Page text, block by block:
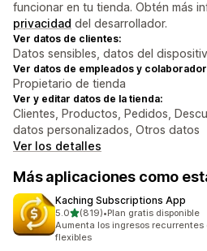
funcionar en tu tienda. Obtén más
privacidad del desarrollador.
Ver datos de clientes:
Datos sensibles, datos del
Ver datos de empleados y
Propietario de tienda
Ver y editar datos de la tienda:
Clientes, Productos, Pedidos,
datos personalizados, Otros datos
Ver los detalles
Más aplicaciones como
Kaching Subscriptions App
5.0de 5 estrellas
(819)
819 reseñas en total
•Plan gratis disponible
Aumenta los ingresos
flexibles